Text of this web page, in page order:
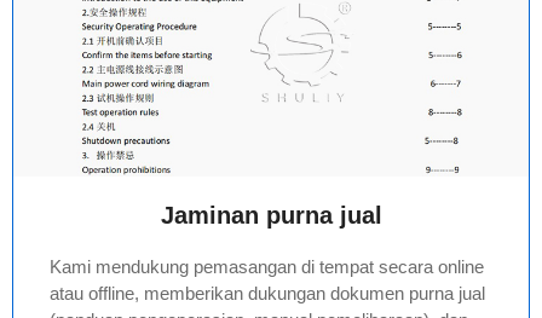
Jaminan purna jual
Kami mendukung pemasangan di tempat secara online
atau offline, memberikan dukungan dokumen purna jual